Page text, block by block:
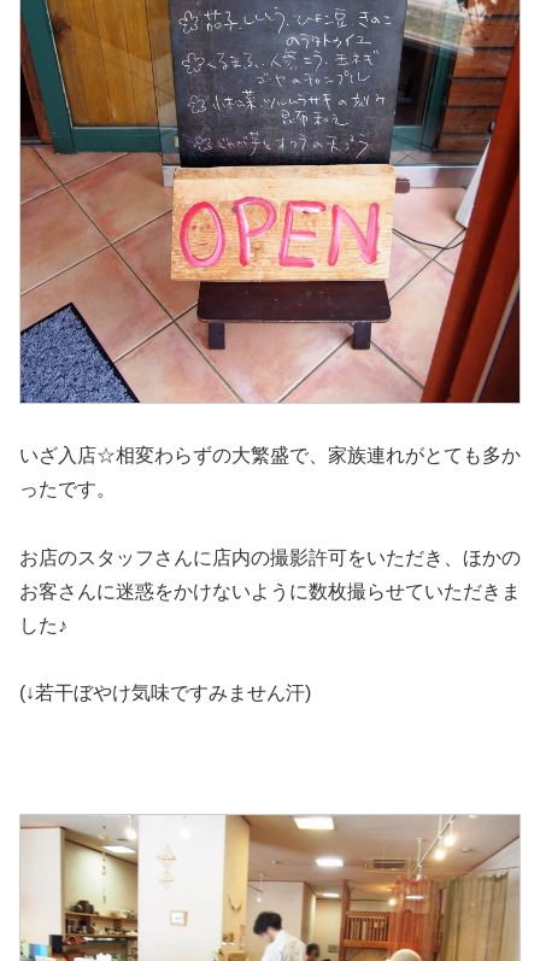
いざ入店☆相変わらずの大繁盛で、家族連れがとても多か
ったです。
お店のスタッフさんに店内の撮影許可をいただき、ほかの
お客さんに迷惑をかけないように数枚撮らせていただきま
した♪
(↓若干ぼやけ気味ですみません汗)